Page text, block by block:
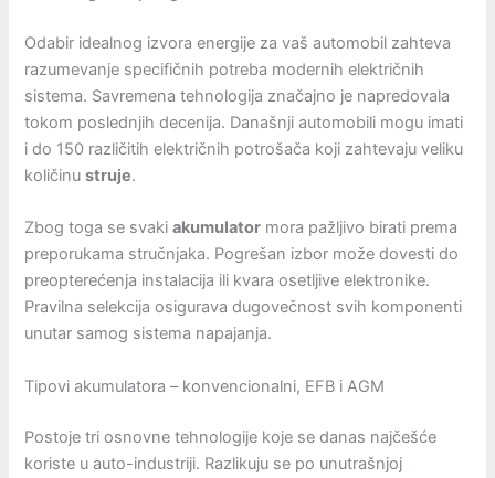
Odabir idealnog izvora energije za vaš automobil zahteva
razumevanje specifičnih potreba modernih električnih
sistema. Savremena tehnologija značajno je napredovala
tokom poslednjih decenija. Današnji automobili mogu imati
i do 150 različitih električnih potrošača koji zahtevaju veliku
količinustruje.
Zbog toga se svakiakumulator mora pažljivo birati prema
preporukama stručnjaka. Pogrešan izbor može dovesti do
preopterećenja instalacija ili kvara osetljive elektronike.
Pravilna selekcija osigurava dugovečnost svih komponenti
unutar samog sistema napajanja.
Tipovi akumulatora – konvencionalni, EFB i AGM
Postoje tri osnovne tehnologije koje se danas najčešće
koriste u auto-industriji. Razlikuju se po unutrašnjoj